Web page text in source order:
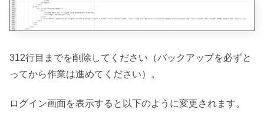
312行目までを削除してください（バックアップを必ずと
ってから作業は進めてください）。
ログイン画面を表示すると以下のように変更されます。